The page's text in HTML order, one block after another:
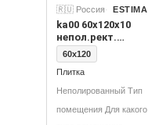
🇷🇺 Россия ESTIMA
ka00 60x120х10
непол.рект.
(керамический
гранит)
60x120
Плитка
Неполированный Тип
помещения Для какого